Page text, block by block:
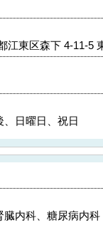
江東区森下 4-11-5
、日曜日、祝日
臓内科、糖尿病内科